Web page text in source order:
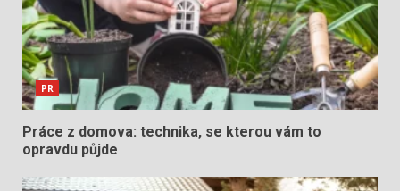
PR
Práce z domova: technika, se kterou vám to
opravdu půjde